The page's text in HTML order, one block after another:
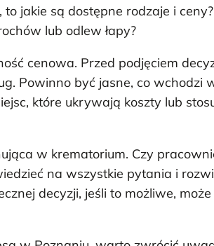
jakie są dostępne rodzaje i
lub odlew łapy?
cenowa. Przed podjęciem
Powinno być jasne, co wchodzi
które ukrywają koszty lub
w krematorium. Czy
na wszystkie pytania i
decyzji, jeśli to możliwe, może